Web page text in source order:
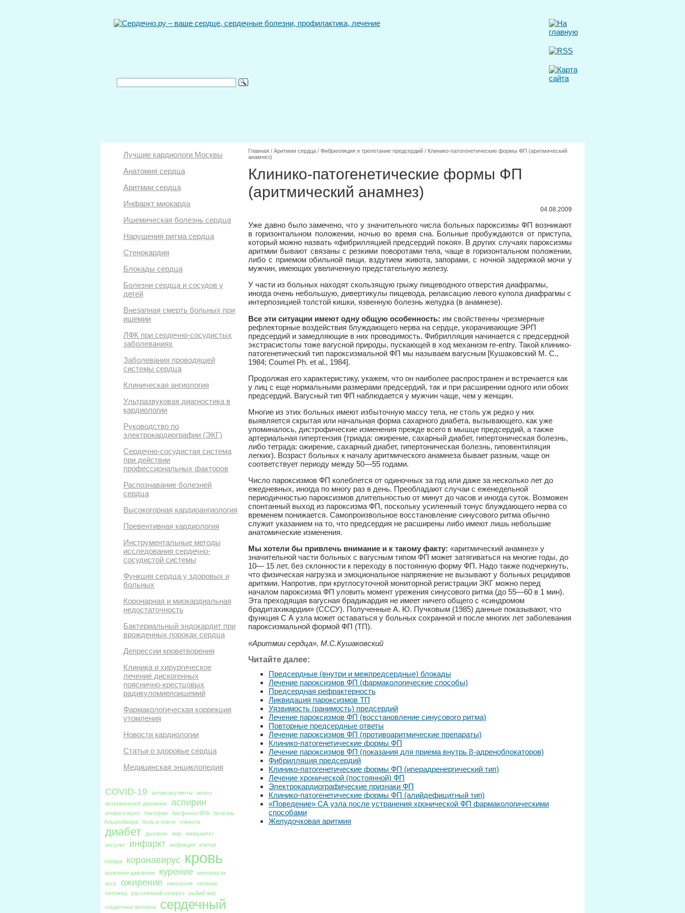
Лучшие кардиологи Москвы
Анатомия сердца
Аритмии сердца
Инфаркт миокарда
Ишемическая болезнь сердца
Нарушения ритма сердца
Стенокардия
Блокады сердца
Болезни сердца и сосудов у
детей
Внезапная смерть больных при
ишемии
ЛФК при сердечно-сосудистых
заболеваниях
Заболевания проводящей
системы сердца
Клиническая ангиология
Ультразвуковая диагностика в
кардиологии
Руководство по
электрокардиографии (ЭКГ)
Сердечно-сосудистая система
при действии
профессиональных факторов
Распознавание болезней
сердца
Высокогорная кардиоангиология
Превентивная кардиология
Инструментальные методы
исследования сердечно-
сосудистой системы
Функция сердца у здоровых и
больных
Коронарная и миокардиальная
недостаточность
Бактериальный эндокардит при
врожденных пороках сердца
Депрессии кроветворения
Клиника и хирургическое
лечение дискогенных
пояснично-крестцовых
радикуломиелоишемий
Фармакологическая коррекция
утомления
Новости кардиологии
Статьи о здоровье сердца
Медицинская энциклопедия
COVID-19 антикоагулянты
апноэ
артериальное давление
аспирин
атеросклероз бактерии бисфенол BPA
болезнь
Альцгеймера
боль в плече глюкоза
диабет дыхание жир
иммунитет
инсульт
инфаркт инфекция клетки
сердца коронавирус кровь
кровяное давление курение
менопауза
мозг
ожирение онкология
питание
питомец
рассеянный склероз рыбий жир
сердечные волокна
сердечный
Главная / Аритмии сердца / Фибрилляция и трепетание предсердий / Клинико-патогенетические формы ФП (аритмический
анамнез)
Клинико-патогенетические формы ФП
(аритмический анамнез)
04.08.2009
Уже давно было замечено, что у значительного числа больных пароксизмы ФП возникают
в горизонтальном положении, ночью во время сна. Больные пробуждаются от приступа,
который можно назвать «фибрилляцией предсердий покоя». В других случаях пароксизмы
аритмии бывают связаны с резкими поворотами тела, чаще в горизонтальном положении,
либо с приемом обильной пищи, вздутием живота, запорами, с ночной задержкой мочи у
мужчин, имеющих увеличенную предстательную железу.
У части из больных находят скользящую грыжу пищеводного отверстия диафрагмы,
иногда очень небольшую, дивертикулы пищевода, релаксацию левого купола диафрагмы с
интерпозицией толстой кишки, язвенную болезнь желудка (в анамнезе).
Все эти ситуации имеют одну общую особенность: им свойственны чрезмерные
рефлекторные воздействия блуждающего нерва на сердце, укорачивающие ЭРП
предсердий и замедляющие в них проводимость. Фибрилляция начинается с предсердной
экстрасистолы тоже вагусной природы, пускающей в ход механизм re-entry. Такой клинико-
патогенетический тип пароксизмальной ФП мы называем вагусным [Кушаковский М. С.,
1984; Coumel Ph. et al., 1984].
Продолжая его характеристику, укажем, что он наиболее распространен и встречается как
у лиц с еще нормальными размерами предсердий, так и при расширении одного или обоих
предсердий. Вагусный тип ФП наблюдается у мужчин чаще, чем у женщин.
Многие из этих больных имеют избыточную массу тела, не столь уж редко у них
выявляется скрытая или начальная форма сахарного диабета, вызывающего, как уже
упоминалось, дистрофические изменения прежде всего в мышце предсердий, а также
артериальная гипертензия (триада: ожирение, сахарный диабет, гипертоническая болезнь,
либо тетрада: ожирение, сахарный диабет, гипертоническая болезнь, гиповентиляция
легких). Возраст больных к началу аритмического анамнеза бывает разным, чаще он
соответствует периоду между 50—55 годами.
Число пароксизмов ФП колеблется от одиночных за год или даже за несколько лет до
ежедневных, иногда по многу раз в день. Преобладают случаи с еженедельной
периодичностью пароксизмов длительностью от минут до часов и иногда суток. Возможен
спонтанный выход из пароксизма ФП, поскольку усиленный тонус блуждающего нерва со
временем понижается. Самопроизвольное восстановление синусового ритма обычно
служит указанием на то, что предсердия не расширены либо имеют лишь небольшие
анатомические изменения.
Мы хотели бы привлечь внимание и к такому факту: «аритмический анамнез» у
значительной части больных с вагусным типом ФП может затягиваться на многие годы, до
10— 15 лет, без склонности к переходу в постоянную форму ФП. Надо также подчеркнуть,
что физическая нагрузка и эмоциональное напряжение не вызывают у больных рецидивов
аритмии. Напротив, при круглосуточной мониторной регистрации ЭКГ можно перед
началом пароксизма ФП уловить момент урежения синусового ритма (до 55—60 в 1 мин).
Эта преходящая вагусная брадикардия не имеет ничего общего с «синдромом
брадитахикардии» (СССУ). Полученные А. Ю. Пучковым (1985) данные показывают, что
функция С А узла может оставаться у больных сохранной и после многих лет заболевания
пароксизмальной формой ФП (ТП).
«Аритмии сердца», М.С.Кушаковский
Читайте далее:
Предсердные (внутри и межпредсердные) блокады
Лечение пароксизмов ФП (фармакологические способы)
Предсердная рефрактерность
Ликвидация пароксизмов ТП
Уязвимость (ранимость) предсердий
Лечение пароксизмов ФП (восстановление синусового ритма)
Повторные предсердные ответы
Лечение пароксизмов ФП (противоаритмические препараты)
Клинико-патогенетические формы ФП
Лечение пароксизмов ФП (показания для приема внутрь β-адреноблокаторов)
Фибрилляция предсердий
Клинико-патогенетические формы ФП (иперадренергический тип)
Лечение хронической (постоянной) ФП
Электрокардиографические признаки ФП
Клинико-патогенетические формы ФП (алийдефицитный тип)
«Поведение» СА узла после устранения хронической ФП фармакологическими
способами
Желудочковая аритмия